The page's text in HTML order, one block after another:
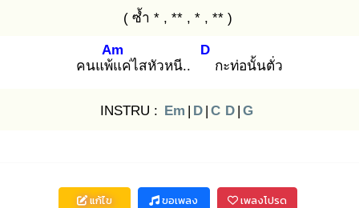
( ซ้ำ * , ** , * , ** )
คนแพ้แ
Am
ค่ไสหัวหนี..
D
กะท่อนั้นตั่ว
INSTRU : Em | D | C D | G
แก้ไข ขอเพลง เพลงโปรด